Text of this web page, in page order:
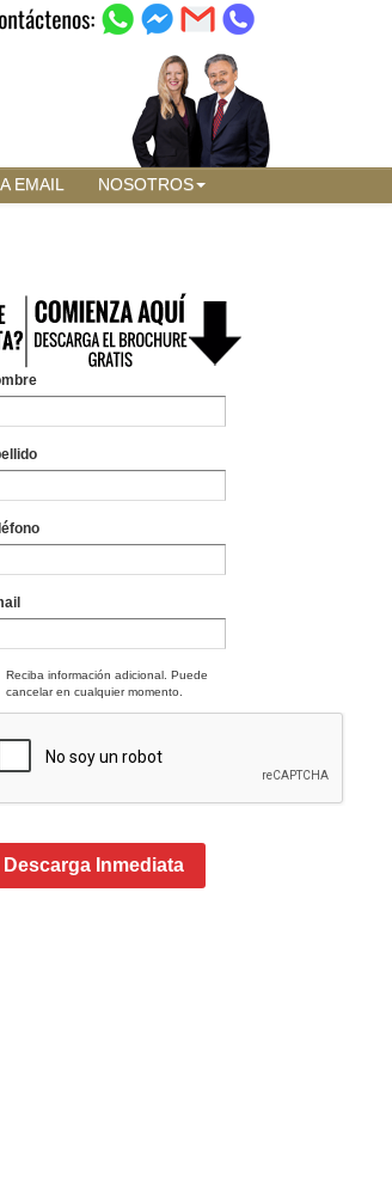
EMAIL NOSOTROS
Reciba información adicional. Puede
cancelar en cualquier momento.
Descarga Inmediata